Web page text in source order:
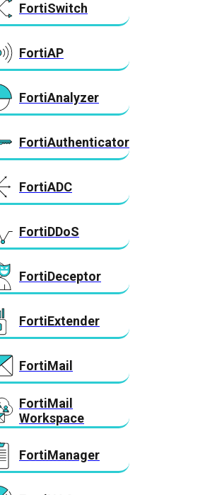
FortiSwitch
FortiAP
FortiAnalyzer
FortiAuthenticator
FortiADC
FortiDDoS
FortiDeceptor
FortiExtender
FortiMail
FortiMail
Workspace
FortiManager